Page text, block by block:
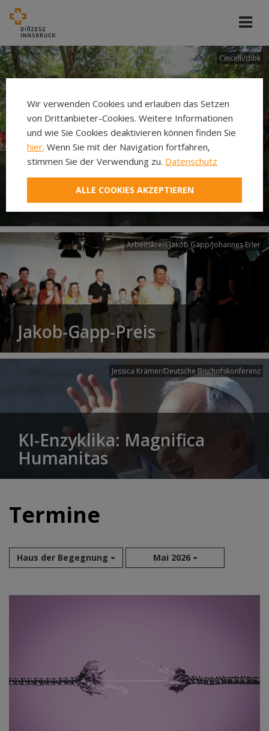
Cincelli/dibk
Neuer Pilgerweg Via
Laudato si’
Arbeitskreis Jakob Gapp/Johannes Erler
Jakob-Gapp-Preis
Jessica Krämer/Deutsche Bischofskonferenz
KI-Enzyklika: Magnifica
Humanitas
Termine
Haus der Begegnung Mai 2026
Aug 2026
Jan 2027
Feb 2027
Wir verwenden Cookies und erlauben das Setzen
von Drittanbieter-Cookies. Weitere Informationen
und wie Sie Cookies deaktivieren können finden Sie
hier. Wenn Sie mit der Navigation fortfahren,
stimmen Sie der Verwendung zu. Datenschutz
ALLE COOKIES AKZEPTIEREN